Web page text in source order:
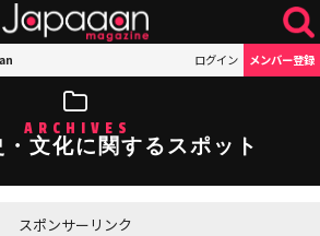
ログイン メンバー登録
ARCHIVES
文化に関するスポット
スポンサーリンク